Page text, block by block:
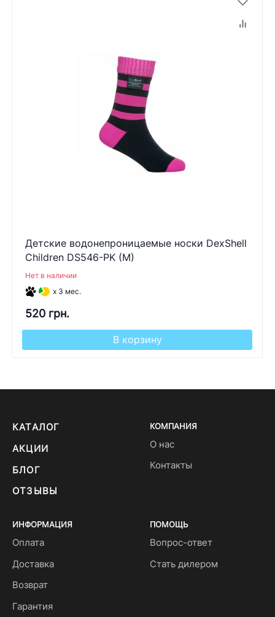
Детские водонепроницаемые носки DexShell
Children DS546-PK (M)
Нет в наличии
x 3 мес.
520 грн.
В корзину
КАТАЛОГ
АКЦИИ
БЛОГ
ОТЗЫВЫ
КОМПАНИЯ
О нас
Контакты
ИНФОРМАЦИЯ
Оплата
Доставка
Возврат
Гарантия
ПОМОЩЬ
Вопрос-ответ
Стать дилером